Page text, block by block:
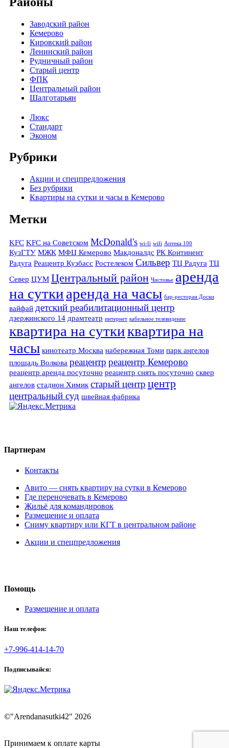
Заводский район
Кемерово
Кировский район
Ленинский район
Рудничный район
Старый центр
ФПК
Центральный район
Шалготарьян
Люкс
Стандарт
Эконом
Рубрики
Акции и спецпредложения
Без рубрики
Квартиры на сутки и часы в Кемерово
Метки
KFC KFC на Советском McDonald's wi-fi wifi Аптека 100
КузГТУ МЖК МФЦ Кемерово Макдоналдс РК Континент
Радуга Реацентр Кузбасс Ростелеком Сильвер ТЦ Радуга ТЦ
Север ЦУМ Центральный район Чистовье аренда
на суткиаренда на часы бар-ресторан Доски
вайфай детский реабилитационный центр
дзержинского 14 драмтеатр интернет кабельное телевидение
квартира на суткиквартира на
часы кинотеатр Москва набережная Томи парк ангелов
площадь Волкова реацентр реацентр Кемерово
реацентр аренда посуточно реацентр снять посуточно сквер
ангелов стадион Химик старый центр центр
центральный суд швейная фабрика
Партнерам
Контакты
Авито — снять квартиру на сутки в Кемерово
Где переночевать в Кемерово
Жильё для командировок
Размещение и оплата
Сниму квартиру или КГТ в центральном районе
Акции и спецпредложения
Помощь
Размещение и оплата
Наш телефон:
+7-996-414-14-70
Подписывайся:
©"Arendanasutki42" 2026
Принимаем к оплате карты